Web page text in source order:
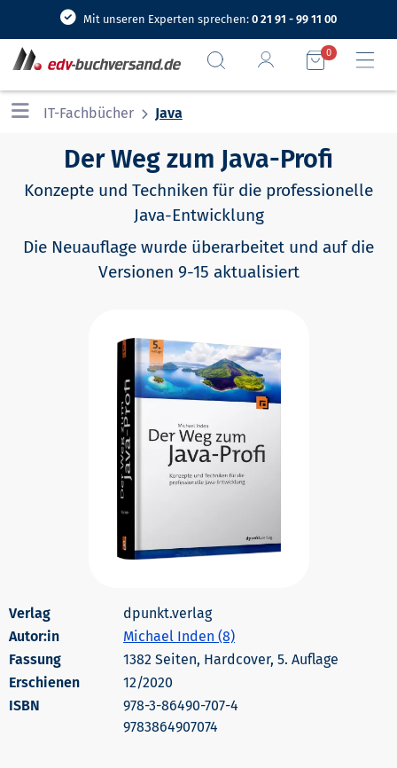
Mit unseren Experten sprechen: 0 21 91 - 99 11 00
0
IT-Fachbücher Java
Der Weg zum Java-Profi
Konzepte und Techniken für die professionelle
Java-Entwicklung
Die Neuauflage wurde überarbeitet und auf die
Versionen 9-15 aktualisiert
dpunkt.verlag
Autor:in
Michael Inden (8)
1382 Seiten, Hardcover, 5. Auflage
Erschienen
12/2020
978-3-86490-707-4
9783864907074